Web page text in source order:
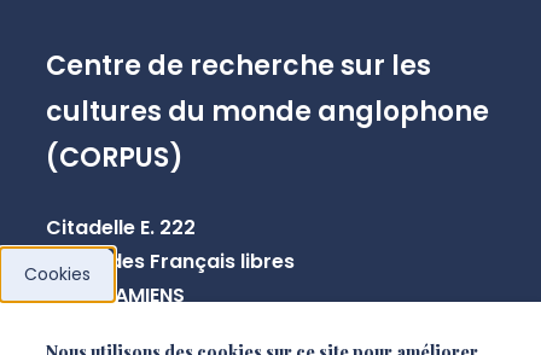
Centre de recherche sur les
cultures du monde anglophone
(CORPUS)
Citadelle E. 222
10 rue des Français libres
80080 AMIENS
Cookies